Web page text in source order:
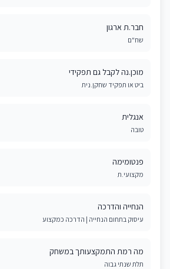
חבר.ת ארגון
שח"ם
מוכן.נה לקבל גם תפקידי
ביט או תפקיד שחקן.נית
אנגלית
טובה
פנטומימה
מקצועי.ת
הנחייה והדרכה
עיסוק בתחום הנחייה | הדרכה כמקצוע
מה רמת התמקצעותך במשחק
תלת שנתי גבוה